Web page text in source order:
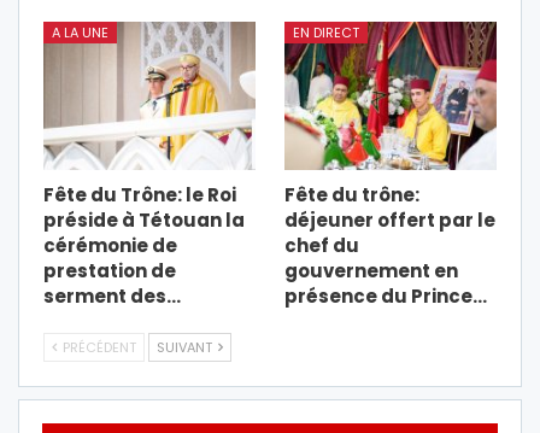
A LA UNE
Fête du Trône: le Roi
préside à Tétouan la
cérémonie de
prestation de
serment des…
EN DIRECT
Fête du trône:
déjeuner offert par le
chef du
gouvernement en
présence du Prince…
PRÉCÉDENT SUIVANT